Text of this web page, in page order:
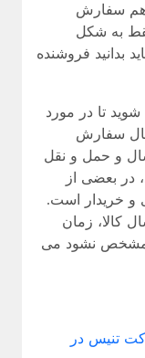
هم سفارش
به شکل
بدانید فروشنده
شوید تا در مورد
سفارش
و حمل و نقل
در بعضی از
و خریدار است.
کالا، زمان
مشخص نشود می
تنیس در